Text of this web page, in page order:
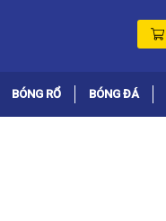
BÓNG RỔ BÓNG ĐÁ